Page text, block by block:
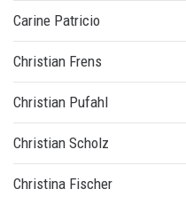
Carine Patricio
Christian Frens
Christian Pufahl
Christian Scholz
Christina Fischer